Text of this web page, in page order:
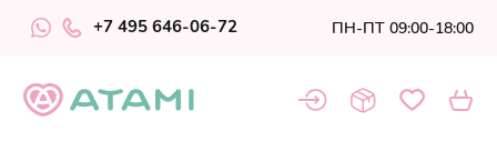
+7 495 646-06-72 ПН-ПТ 09:00-18:00